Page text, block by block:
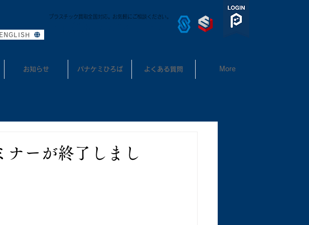
ENGLISH
プラスチック買取全国対応。お気軽にご相談ください。
お知らせ パナケミひろば よくある質問 More
ナーが終了しまし